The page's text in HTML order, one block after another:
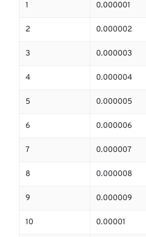
1 0.000001
2 0.000002
3 0.000003
4 0.000004
5 0.000005
6 0.000006
7 0.000007
8 0.000008
9 0.000009
10 0.00001